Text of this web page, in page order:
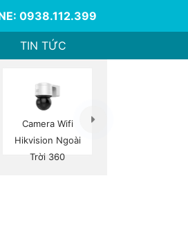
0938.112.399
TIN TỨC
Camera Wifi
Hikvision Ngoài
Trời 360